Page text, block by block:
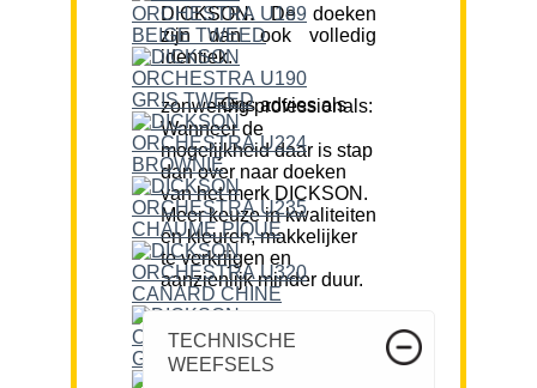
DICKSON. De doeken
zijn dan ook volledig
identiek.
Ons advies als zonwering professionals:
Wanneer de
mogelijkheid daar is stap
dan over naar doeken
van het merk DICKSON.
Meer keuze in kwaliteiten
en kleuren, makkelijker
te verkrijgen en
aanzienlijk minder duur.
TECHNISCHE
WEEFSELS